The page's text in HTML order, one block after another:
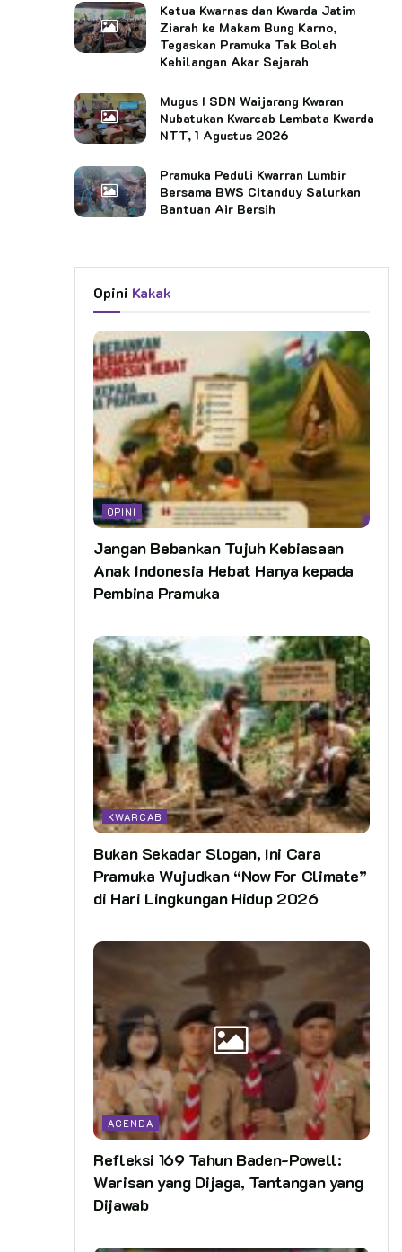
Ketua Kwarnas dan Kwarda Jatim
Ziarah ke Makam Bung Karno,
Tegaskan Pramuka Tak Boleh
Kehilangan Akar Sejarah
Mugus I SDN Waijarang Kwaran
Nubatukan Kwarcab Lembata Kwarda
NTT, 1 Agustus 2026
Pramuka Peduli Kwarran Lumbir
Bersama BWS Citanduy Salurkan
Bantuan Air Bersih
Opini Kakak
OPINI
Jangan Bebankan Tujuh Kebiasaan
Anak Indonesia Hebat Hanya kepada
Pembina Pramuka
KWARCAB
Bukan Sekadar Slogan, Ini Cara
Pramuka Wujudkan “Now For Climate”
di Hari Lingkungan Hidup 2026
AGENDA
Refleksi 169 Tahun Baden-Powell:
Warisan yang Dijaga, Tantangan yang
Dijawab